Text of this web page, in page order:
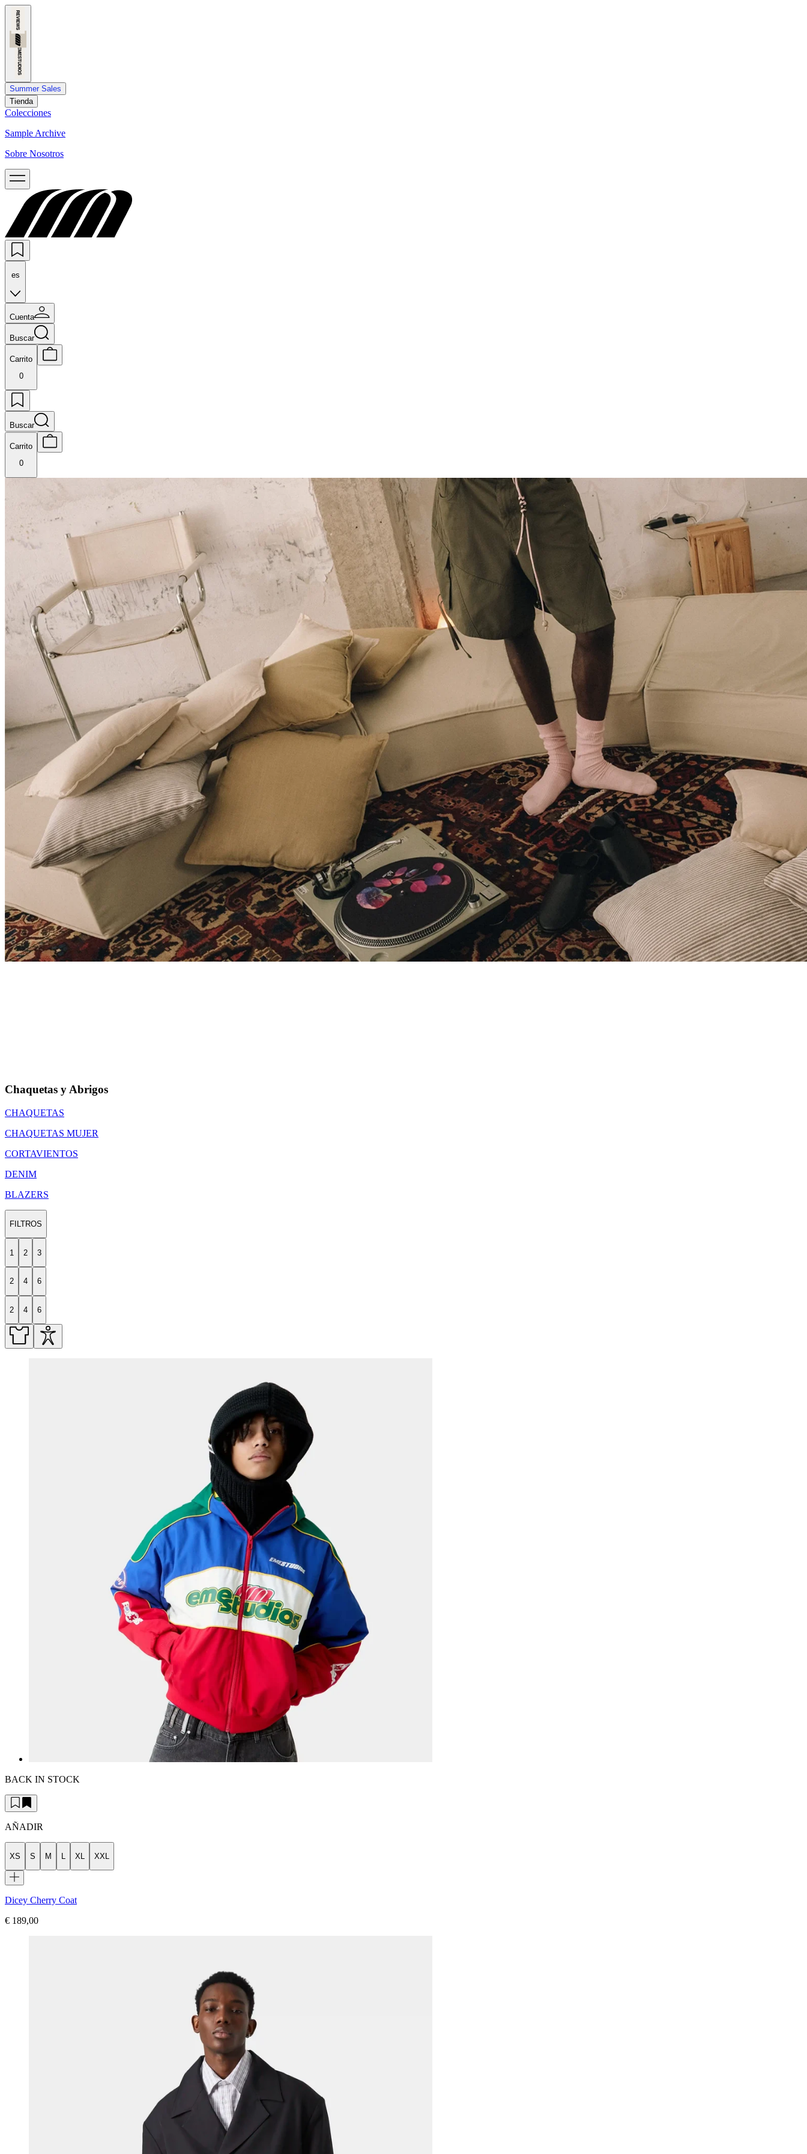
Summer Sales
Tienda
Colecciones
Sample Archive
Sobre Nosotros
es
Cuenta
Buscar
Carrito
0
Buscar
Carrito
0
Chaquetas y Abrigos
CHAQUETAS
CHAQUETAS MUJER
CORTAVIENTOS
DENIM
BLAZERS
FILTROS
1 2 3
2 4 6
2 4 6
BACK IN STOCK
AÑADIR
XS S M XL XXL
Dicey Cherry Coat
€ 189,00